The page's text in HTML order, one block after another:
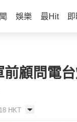
娛樂 最Hit
顧問電
HKT